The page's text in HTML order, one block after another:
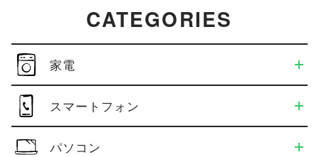
CATEGORIES
家電
スマートフォン
パソコン